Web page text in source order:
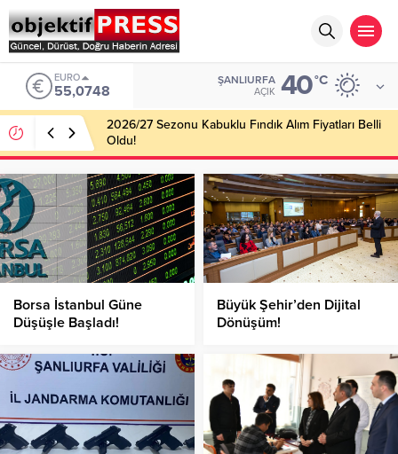
EURO
55,0748
ŞANLIURFA
AÇIK 40°C
2026/27 Sezonu Kabuklu Fındık Alım Fiyatları Belli
Oldu!
Borsa İstanbul Güne
Düşüşle Başladı!
Büyük Şehir’den Dijital
Dönüşüm!